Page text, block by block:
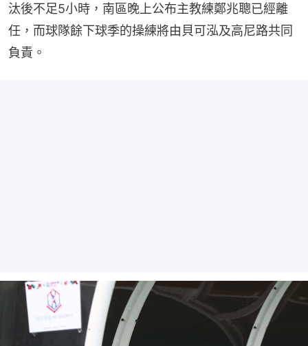
汰後不足5小時，南區晚上公布主教練鄭兆聰已經離
任，而球隊餘下球季的操練將由貝可泓及高尼路共同
負責。